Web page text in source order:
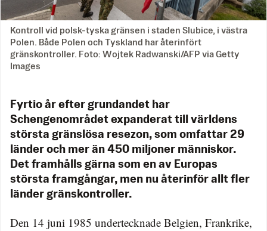
Kontroll vid polsk-tyska gränsen i staden Slubice, i västra
Polen. Både Polen och Tyskland har återinfört
gränskontroller. Foto: Wojtek Radwanski/AFP via Getty
Images
Fyrtio år efter grundandet har
Schengenområdet expanderat till världens
största gränslösa resezon, som omfattar 29
länder och mer än 450 miljoner människor.
Det framhålls gärna som en av Europas
största framgångar, men nu återinför allt fler
länder gränskontroller.
Den 14 juni 1985 undertecknade Belgien, Frankrike,